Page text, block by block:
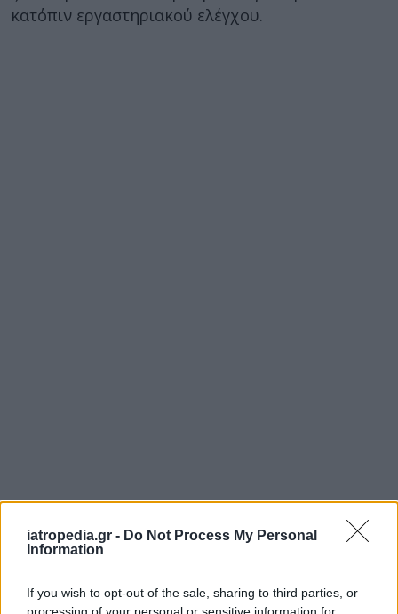
iatropedia.gr - Do Not Process My Personal
Information
If you wish to opt-out of the sale, sharing to third parties, or
κατόπιν εργαστηριακού ελέγχου.